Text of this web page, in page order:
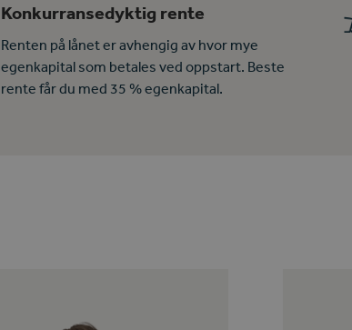
Konkurransedyktig rente
Renten på lånet er avhengig av hvor mye
egenkapital som betales ved oppstart. Beste
rente får du med 35 % egenkapital.